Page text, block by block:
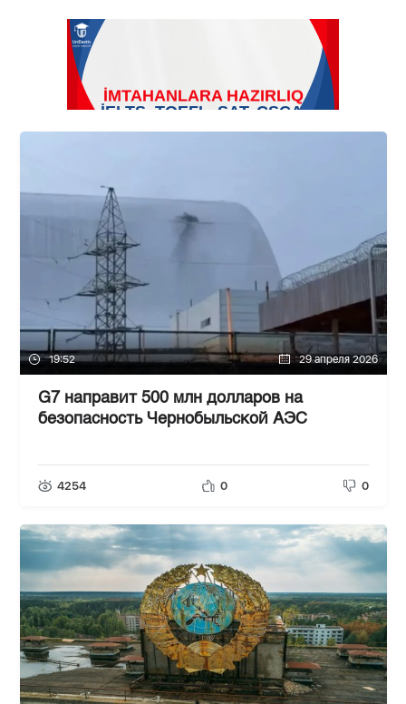
19:52 29 апреля 2026
G7 направит 500 млн долларов на
безопасность Чернобыльской АЭС
4254 0 0